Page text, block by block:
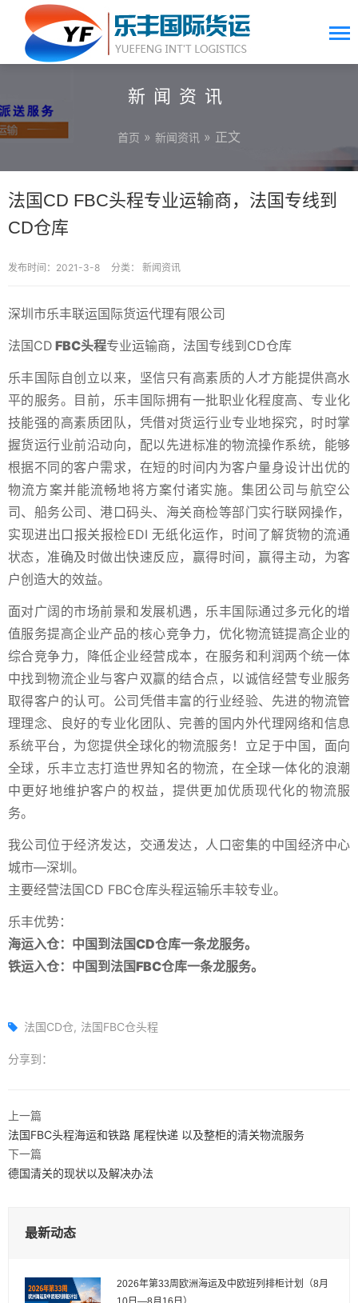
新闻资讯
首页 » 新闻资讯 » 正文
法国CD FBC头程专业运输商，法国专线到
CD仓库
发布时间：2021-3-8 分类： 新闻资讯
深圳市乐丰联运国际货运代理有限公司
法国CD FBC头程专业运输商，法国专线到CD仓库
乐丰国际自创立以来，坚信只有高素质的人才方能提供高水
平的服务。目前，乐丰国际拥有一批职业化程度高、专业化
技能强的高素质团队，凭借对货运行业专业地探究，时时掌
握货运行业前沿动向，配以先进标准的物流操作系统，能够
根据不同的客户需求，在短的时间内为客户量身设计出优的
物流方案并能流畅地将方案付诸实施。集团公司与航空公
司、船务公司、港口码头、海关商检等部门实行联网操作，
实现进出口报关报检EDI 无纸化运作，时间了解货物的流通
状态，准确及时做出快速反应，赢得时间，赢得主动，为客
户创造大的效益。
面对广阔的市场前景和发展机遇，乐丰国际通过多元化的增
值服务提高企业产品的核心竞争力，优化物流链提高企业的
综合竞争力，降低企业经营成本，在服务和利润两个统一体
中找到物流企业与客户双赢的结合点，以诚信经营专业服务
取得客户的认可。公司凭借丰富的行业经验、先进的物流管
理理念、良好的专业化团队、完善的国内外代理网络和信息
系统平台，为您提供全球化的物流服务！立足于中国，面向
全球，乐丰立志打造世界知名的物流，在全球一体化的浪潮
中更好地维护客户的权益，提供更加优质现代化的物流服
务。
我公司位于经济发达，交通发达，人口密集的中国经济中心
城市—深圳。
主要经营法国CD FBC仓库头程运输乐丰较专业。
乐丰优势：
海运入仓：中国到法国CD仓库一条龙服务。
铁运入仓：中国到法国FBC仓库一条龙服务。
法国CD仓 法国FBC仓头程
分享到：
上一篇
法国FBC头程海运和铁路 尾程快递 以及整柜的清关物流服务
下一篇
德国清关的现状以及解决办法
最新动态
2026年第33周欧洲海运及中欧班列排柜计划（8月